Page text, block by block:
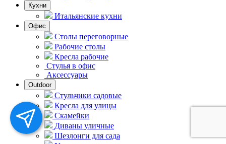
Кухни
Итальянские кухни
Офис
Столы переговорные
Рабочие столы
Кресла рабочие
Стулья в офис
Аксессуары
Outdoor
Стульчики садовые
Кресла для улицы
Скамейки
Диваны уличные
Шезлонги для сада